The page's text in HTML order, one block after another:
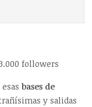
followers
esasbases de
y salidas